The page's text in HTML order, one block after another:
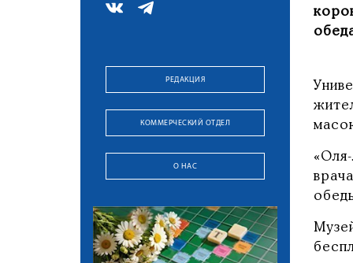
РЕДАКЦИЯ
КОММЕРЧЕСКИЙ ОТДЕЛ
О НАС